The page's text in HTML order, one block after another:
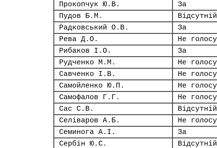
Прокопчук Ю.В.
За
Пудов Б.М.
Відсутній
Радковський О.В.
За
Рева Д.О.
Не
Рибаков І.О.
За
Рудченко М.М.
Не
Савченко І.В.
Не
Самойленко Ю.П.
Не
Самофалов Г.Г.
Не
Сас С.В.
Відсутній
Селіваров А.Б.
Не
Семинога А.І.
За
Сербін Ю.С.
Відсутній